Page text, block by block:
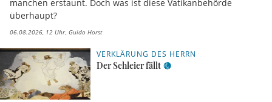
manchen erstaunt. Doch was ist diese Vatikanbehörde
überhaupt?
06.08.2026, 12 Uhr Guido Horst
VERKLÄRUNG DES HERRN
Der Schleier fällt